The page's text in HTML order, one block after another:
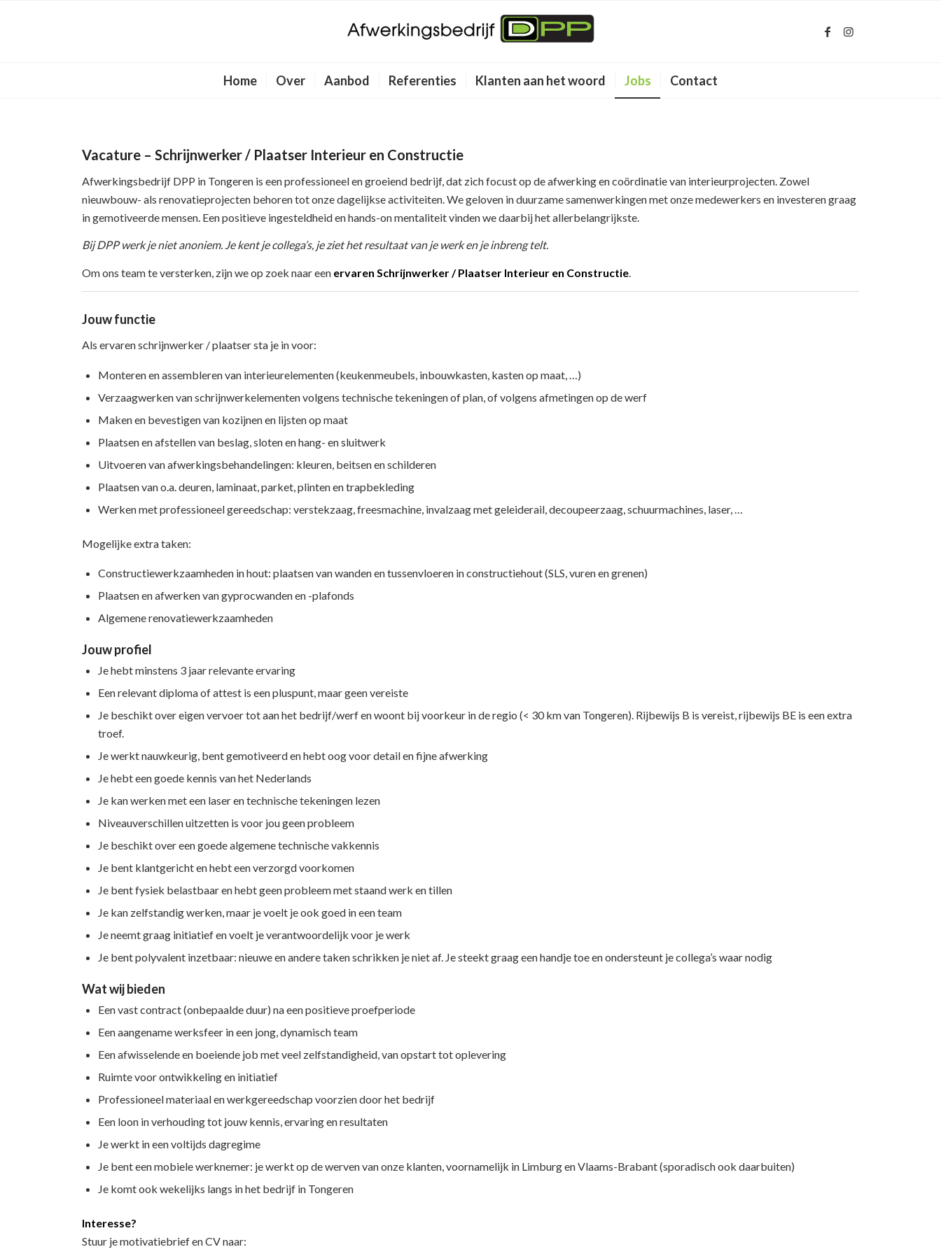
Home Over Aanbod Referenties Klanten aan het woord Jobs Contact
Vacature – Schrijnwerker / Plaatser Interieur en Constructie
Afwerkingsbedrijf DPP in Tongeren is een professioneel en groeiend bedrijf, dat zich focust op de afwerking en coördinatie van interieurprojecten. Zowel
nieuwbouw- als renovatieprojecten behoren tot onze dagelijkse activiteiten. We geloven in duurzame samenwerkingen met onze medewerkers en investeren graag
in gemotiveerde mensen. Een positieve ingesteldheid en hands-on mentaliteit vinden we daarbij het allerbelangrijkste.
Bij DPP werk je niet anoniem. Je kent je collega’s, je ziet het resultaat van je werk en je inbreng telt.
Om ons team te versterken, zijn we op zoek naar een ervaren Schrijnwerker / Plaatser Interieur en Constructie
Jouw functie
Als ervaren schrijnwerker / plaatser sta je in voor:
Monteren en assembleren van interieurelementen (keukenmeubels, inbouwkasten, kasten op maat, …)
Verzaagwerken van schrijnwerkelementen volgens technische tekeningen of plan, of volgens afmetingen op de werf
Maken en bevestigen van kozijnen en lijsten op maat
Plaatsen en afstellen van beslag, sloten en hang- en sluitwerk
Uitvoeren van afwerkingsbehandelingen: kleuren, beitsen en schilderen
Plaatsen van o.a. deuren, laminaat, parket, plinten en trapbekleding
Werken met professioneel gereedschap: verstekzaag, freesmachine, invalzaag met geleiderail, decoupeerzaag, schuurmachines, laser, …
Mogelijke extra taken:
Constructiewerkzaamheden in hout: plaatsen van wanden en tussenvloeren in constructiehout (SLS, vuren en grenen)
Plaatsen en afwerken van gyprocwanden en -plafonds
Algemene renovatiewerkzaamheden
Jouw profiel
Je hebt minstens 3 jaar relevante ervaring
Een relevant diploma of attest is een pluspunt, maar geen vereiste
Je beschikt over eigen vervoer tot aan het bedrijf/werf en woont bij voorkeur in de regio (< 30 km van Tongeren). Rijbewijs B is vereist, rijbewijs BE is een extra
troef.
Je werkt nauwkeurig, bent gemotiveerd en hebt oog voor detail en fijne afwerking
Je hebt een goede kennis van het Nederlands
Je kan werken met een laser en technische tekeningen lezen
Niveauverschillen uitzetten is voor jou geen probleem
Je beschikt over een goede algemene technische vakkennis
Je bent klantgericht en hebt een verzorgd voorkomen
Je bent fysiek belastbaar en hebt geen probleem met staand werk en tillen
Je kan zelfstandig werken, maar je voelt je ook goed in een team
Je neemt graag initiatief en voelt je verantwoordelijk voor je werk
Je bent polyvalent inzetbaar: nieuwe en andere taken schrikken je niet af. Je steekt graag een handje toe en ondersteunt je collega’s waar nodig
Wat wij bieden
Een vast contract (onbepaalde duur) na een positieve proefperiode
Een aangename werksfeer in een jong, dynamisch team
Een afwisselende en boeiende job met veel zelfstandigheid, van opstart tot oplevering
Ruimte voor ontwikkeling en initiatief
Professioneel materiaal en werkgereedschap voorzien door het bedrijf
Een loon in verhouding tot jouw kennis, ervaring en resultaten
Je werkt in een voltijds dagregime
Je bent een mobiele werknemer: je werkt op de werven van onze klanten, voornamelijk in Limburg en Vlaams-Brabant (sporadisch ook daarbuiten)
Je komt ook wekelijks langs in het bedrijf in Tongeren
Interesse?
Stuur je motivatiebrief en CV naar: